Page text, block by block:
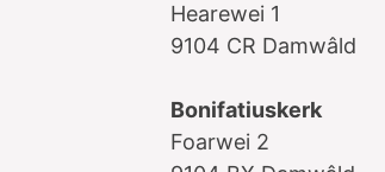
Hearewei 1
9104 CR Damwâld
Bonifatiuskerk
Foarwei 2